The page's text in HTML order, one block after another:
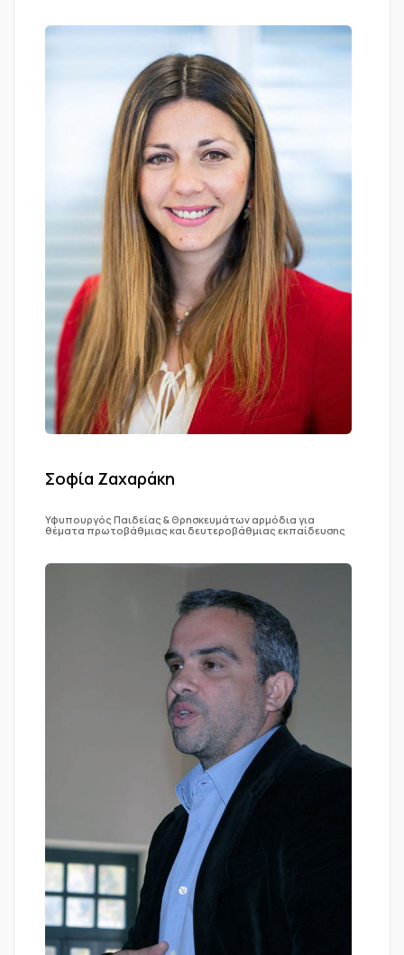
Σοφία Ζαχαράκη
Υφυπουργός Παιδείας & Θρησκευμάτων αρμόδια για
θέματα πρωτοβάθμιας και δευτεροβάθμιας εκπαίδευσης